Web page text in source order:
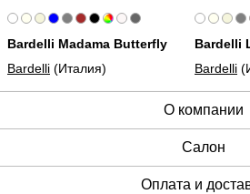
Bardelli Madama Butterfly
Bardelli (Италия)
Bardelli
Bardelli
О компании
Cалон
Оплата и